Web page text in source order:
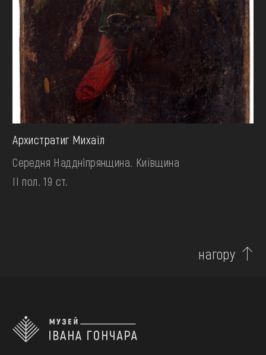
Архистратиг Михаїл
Середня Наддніпрянщина. Київщина
II пол. 19 ст.
нагору